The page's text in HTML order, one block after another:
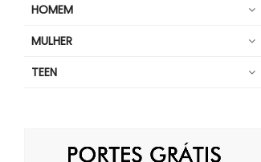
HOMEM
MULHER
TEEN